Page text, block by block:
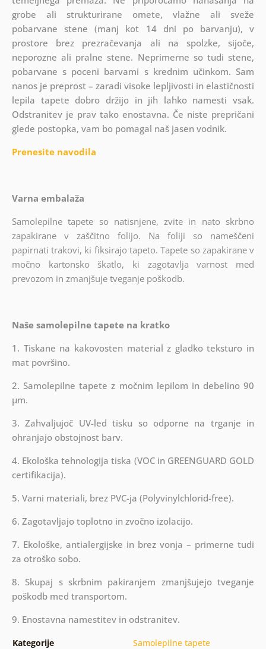
grobe ali strukturirane omete, vlažne ali sveže
pobarvane stene (manj kot 14 dni po barvanju), v
prostore brez prezračevanja ali na spolzke, sijoče,
neporozne ali pralne stene. Neprimerne so tudi stene,
pobarvane s poceni barvami s krednim učinkom. Sam
nanos je preprost – zaradi visoke lepljivosti in elastičnosti
lepila tapete dobro držijo in jih lahko namesti vsak.
Odstranitev je prav tako enostavna. Če niste prepričani
glede postopka, vam bo pomagal naš jasen vodnik.
Prenesite navodila
Varna embalaža
Samolepilne tapete so natisnjene, zvite in nato skrbno
zapakirane v zaščitno folijo. Na foliji so nameščeni
papirnati trakovi, ki fiksirajo tapeto. Tapete so zapakirane v
močno kartonsko škatlo, ki zagotavlja varnost med
prevozom in zmanjšuje tveganje poškodb.
Naše samolepilne tapete na kratko
1. Tiskane na kakovosten material z gladko teksturo in
mat površino.
2. Samolepilne tapete z močnim lepilom in debelino 90
µm.
3. Zahvaljujoč UV-led tisku so odporne na trganje in
ohranjajo obstojnost barv.
4. Ekološka tehnologija tiska (VOC in GREENGUARD GOLD
certifikacija).
5. Varni materiali, brez PVC-ja (Polyvinylchlorid-free).
6. Zagotavljajo toplotno in zvočno izolacijo.
7. Ekološke, antialergijske in brez vonja – primerne tudi
za otroško sobo.
8. Skupaj s skrbnim pakiranjem zmanjšujejo tveganje
poškodb med transportom.
9. Enostavna namestitev in odstranitev.
Kategorije Samolepilne tapete